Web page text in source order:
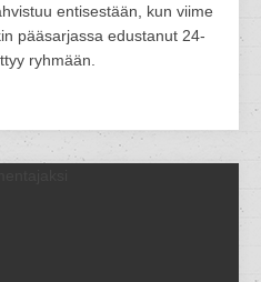
entisestään, kun viime
pääsarjassa edustanut 24-
ryhmään.